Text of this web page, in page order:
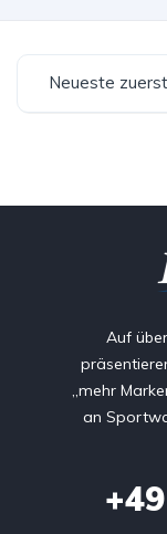
Neueste zuerst
Auf
„mehr
an
+49